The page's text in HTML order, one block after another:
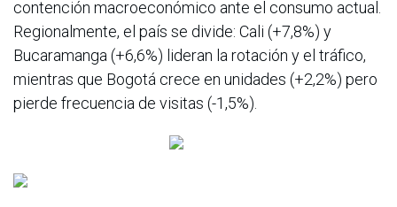
contención macroeconómico ante el consumo actual.
Regionalmente, el país se divide: Cali (+7,8%) y
Bucaramanga (+6,6%) lideran la rotación y el tráfico,
mientras que Bogotá crece en unidades (+2,2%) pero
pierde frecuencia de visitas (-1,5%).